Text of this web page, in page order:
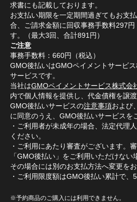
求書にも記載しております。
お支払い期限を一定期間過ぎてもお支
合、ご請求金額に回収事務手数料297円
す。（最大3回、合計891円）
ご注意
事務手数料：660円（税込）
GMO後払いはGMOペイメントサービ
サービスです。
当社はGMOペイメントサービス株式会
内で個人情報を提供し、代金債権を譲渡
GMO後払いサービスの注意事項および、
に同意のうえ、GMO後払いサービスを
・ご利用者が未成年の場合、法定代理
ください。
・ご利用にあたり審査がございます。
「GMO後払い」をご利用いただけない
その場合には別のお支払方法へ変更をお
・ご利用限度額はGMO後払い累計で、
※予約商品のご購入には利用できません。